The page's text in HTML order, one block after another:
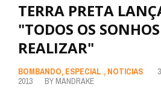
TERRA PRETA
"TODOS OS
REALIZAR"
BOMBANDO, ESPECIAL , NOTICIAS
2013
BY MANDRAKE